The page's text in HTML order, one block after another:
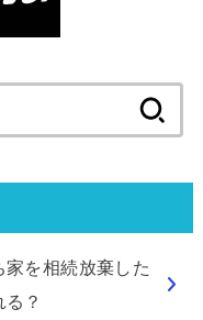
家を相続放棄した
？